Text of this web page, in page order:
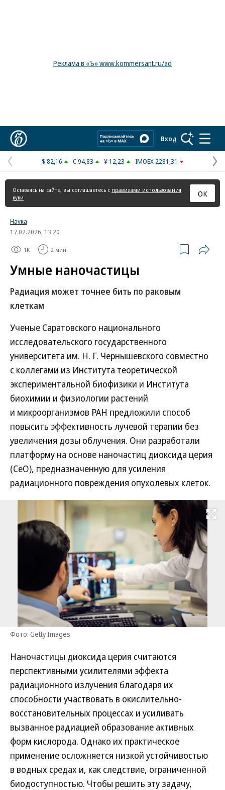
Реклама в «Ъ» www.kommersant.ru/ad
Вход
Предыдущая
страница
$ 82,16 € 94,83 ¥ 12,23 IMOEX 2281,31
Оставаясь на сайте, вы соглашаетесь с правилами использования
куки
ОК
Наука
17.02.2026, 13:20
1K 2 мин.
Умные наночастицы
Радиация может точнее бить по раковым
клеткам
Ученые Саратовского национального
исследовательского государственного
университета им. Н. Г. Чернышевского совместно
с коллегами из Института теоретической
экспериментальной биофизики и Института
биохимии и физиологии растений
и микроорганизмов РАН предложили способ
повысить эффективность лучевой терапии без
увеличения дозы облучения. Они разработали
платформу на основе наночастиц диоксида церия
(CeO), предназначенную для усиления
радиационного повреждения опухолевых клеток.
Развернуть
Фото: Getty Images
Наночастицы диоксида церия считаются
перспективными усилителями эффекта
радиационного излучения благодаря их
способности участвовать в окислительно-
восстановительных процессах и усиливать
вызванное радиацией образование активных
форм кислорода. Однако их практическое
применение осложняется низкой устойчивостью
в водных средах и, как следствие, ограниченной
биодоступностью. Чтобы решить эту задачу,